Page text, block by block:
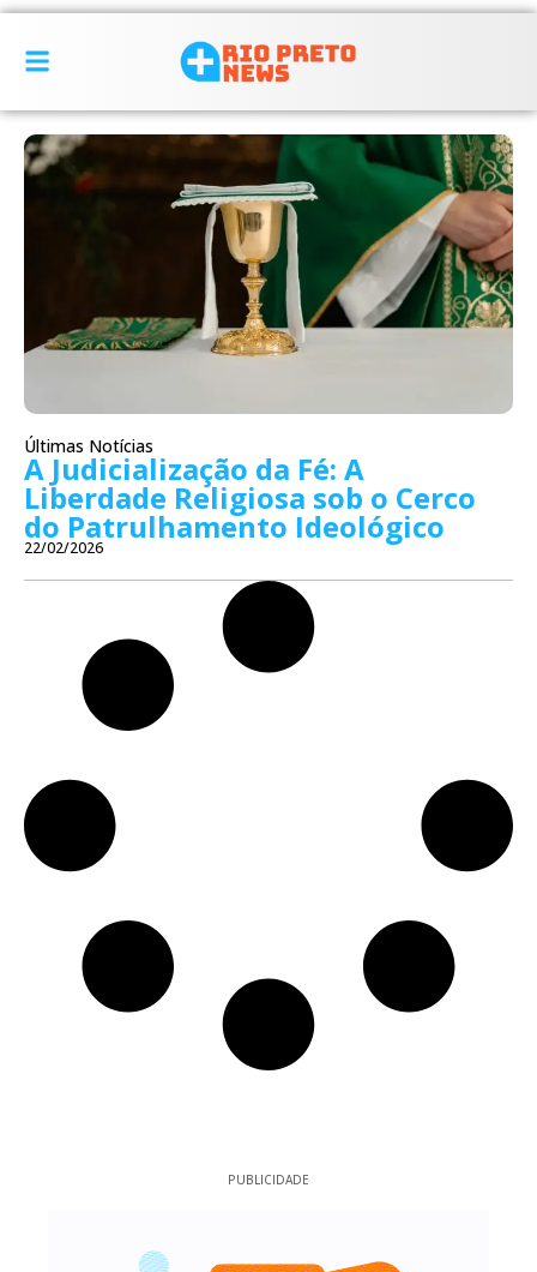
Últimas Notícias
A Judicialização da Fé: A
Liberdade Religiosa sob o Cerco
do Patrulhamento Ideológico
22/02/2026
PUBLICIDADE